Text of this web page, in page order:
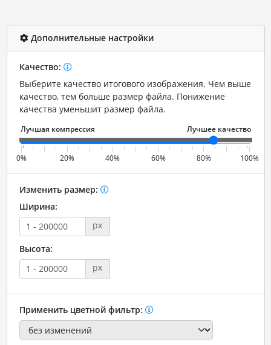
Дополнительные настройки
Качество:
Выберите качество итогового изображения. Чем выше
качество, тем больше размер файла. Понижение
качества уменьшит размер файла.
0% 20% 40% 60% 80% 100%
Изменить размер:
Ширина:
px
Высота:
px
Применить цветной фильтр: